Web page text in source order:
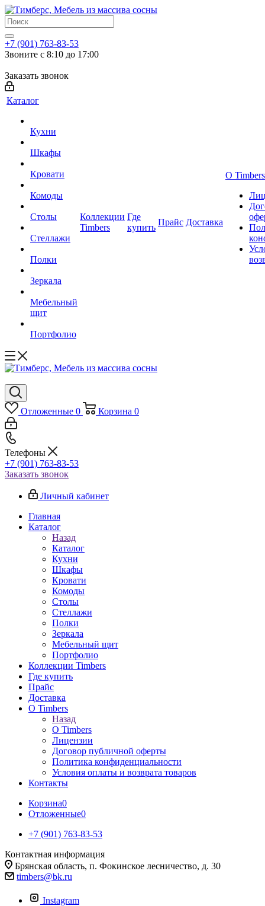
+7 (901) 763-83-53
Звоните с 8:10 до 17:00
Заказать звонок
Каталог
Кухни
Шкафы
Кровати
Комоды
Столы
Стеллажи
Полки
Зеркала
Мебельный
щит
Портфолио
Коллекции
Timbers
Где
купить
Прайс Доставка
О Timbers
Отложенные 0 Корзина 0
Телефоны
+7 (901) 763-83-53
Заказать звонок
Личный кабинет
Главная
Каталог
Назад
Каталог
Кухни
Шкафы
Кровати
Комоды
Столы
Стеллажи
Полки
Зеркала
Мебельный щит
Портфолио
Коллекции Timbers
Где купить
Прайс
Доставка
О Timbers
Назад
О Timbers
Лицензии
Договор публичной оферты
Политика конфиденциальности
Условия оплаты и возврата товаров
Контакты
Корзина0
Отложенные0
+7 (901) 763-83-53
Контактная информация
Брянская область, п. Фокинское лесничество, д. 30
timbers@bk.ru
Instagram